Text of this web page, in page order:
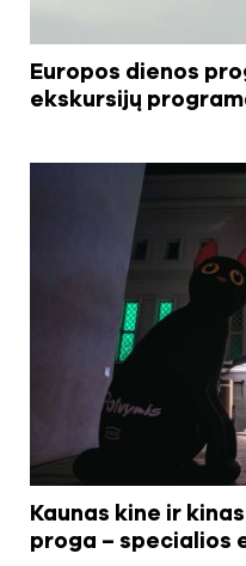
Europos dienos
ekskursijų
Kaunas kine ir
proga – specialios